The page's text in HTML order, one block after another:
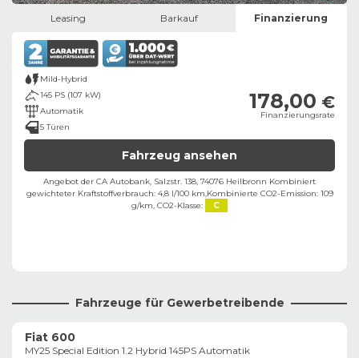
Leasing Barkauf Finanzierung
Mild-Hybrid
145 PS (107 kW)
Automatik
5 Türen
178,00 €
Finanzierungsrate
Fahrzeug ansehen
Angebot der CA Autobank, Salzstr. 138, 74076 Heilbronn ​ Kombiniert
gewichteter Kraftstoffverbrauch: 4,8 l/100 km,Kombinierte CO2-Emission: 109
g/km, CO2-Klasse: C
Fahrzeuge für Gewerbetreibende
Fiat 600
MY25 Special Edition 1.2 Hybrid 145PS Automatik